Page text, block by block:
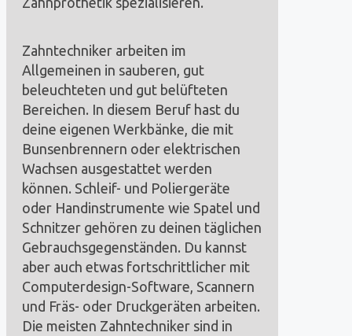
Zahntechniker arbeiten im
Allgemeinen in sauberen, gut
beleuchteten und gut belüfteten
Bereichen. In diesem Beruf hast du
deine eigenen Werkbänke, die mit
Bunsenbrennern oder elektrischen
Wachsen ausgestattet werden
können. Schleif- und Poliergeräte
oder Handinstrumente wie Spatel und
Schnitzer gehören zu deinen täglichen
Gebrauchsgegenständen. Du kannst
aber auch etwas fortschrittlicher mit
Computerdesign-Software, Scannern
und Fräs- oder Druckgeräten arbeiten.
Die meisten Zahntechniker sind in